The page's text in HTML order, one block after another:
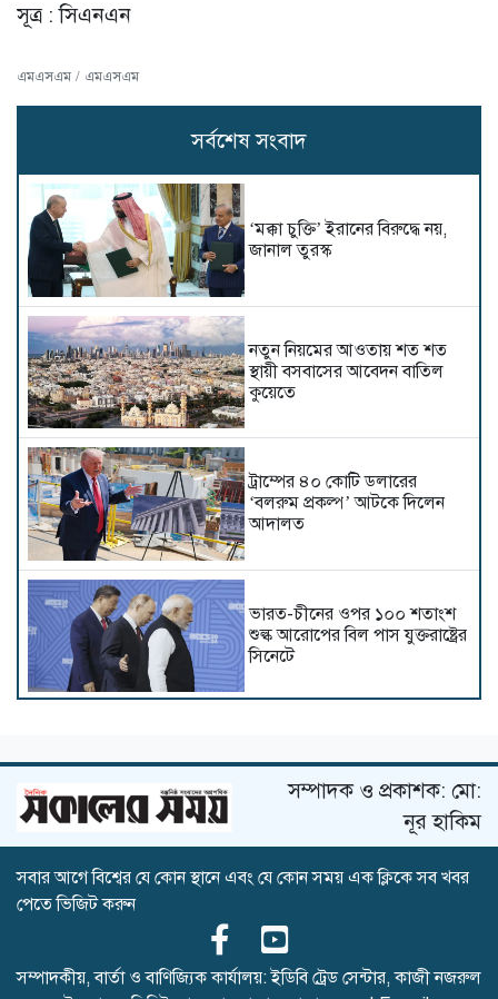
সূত্র : সিএনএন
এমএসএম / এমএসএম
সর্বশেষ সংবাদ
‘মক্কা চুক্তি’ ইরানের বিরুদ্ধে নয়,
জানাল তুরস্ক
নতুন নিয়মের আওতায় শত শত
স্থায়ী বসবাসের আবেদন বাতিল
কুয়েতে
ট্রাম্পের ৪০ কোটি ডলারের
‘বলরুম প্রকল্প’ আটকে দিলেন
আদালত
ভারত-চীনের ওপর ১০০ শতাংশ
শুল্ক আরোপের বিল পাস যুক্তরাষ্ট্রের
সিনেটে
থাইল্যান্ডে স্কুলে শিক্ষার্থীর বন্দুক
সম্পাদক ও প্রকাশক: মো:
নূর হাকিম
সবার আগে বিশ্বের যে কোন স্থানে এবং যে কোন সময় এক ক্লিকে সব খবর
পেতে ভিজিট করুন
সম্পাদকীয়, বার্তা ও বাণিজ্যিক কার্যালয়: ইডিবি ট্রেড সেন্টার, কাজী নজরুল